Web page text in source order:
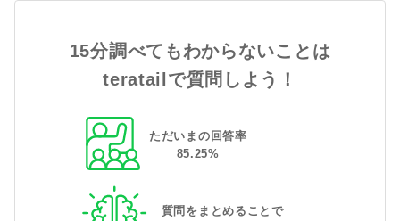
15分調べてもわからないことは
teratailで質問しよう！
ただいまの回答率
85.25%
質問をまとめることで